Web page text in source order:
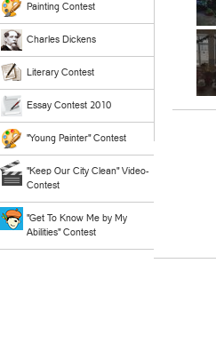
Painting Contest
Charles Dickens
Literary Contest
Essay Contest 2010
"Young Painter" Contest
"Keep Our City Clean" Video-
Contest
"Get To Know Me by My
Abilities" Contest